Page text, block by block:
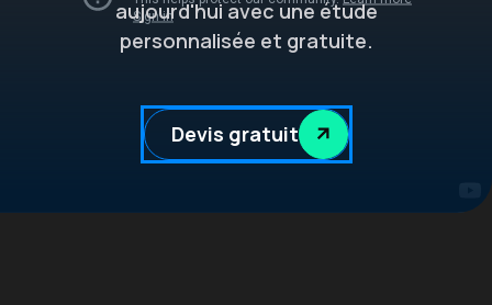
aujourd'hui avec une étude
personnalisée et gratuite.
Devis gratuit